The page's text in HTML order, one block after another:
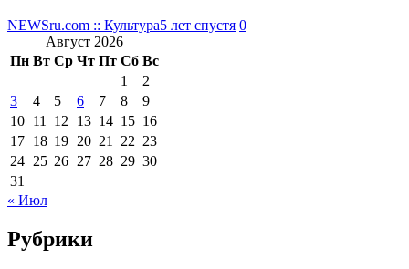
NEWSru.com :: Культура5 лет спустя 0
Август 2026
Пн Вт Ср Чт Пт Сб Вс
1
2
3
4 5 6 7 8
9
10 11 12 13 14 15 16
17 18 19 20 21 22 23
24 25 26 27 28 29 30
31
« Июл
Рубрики